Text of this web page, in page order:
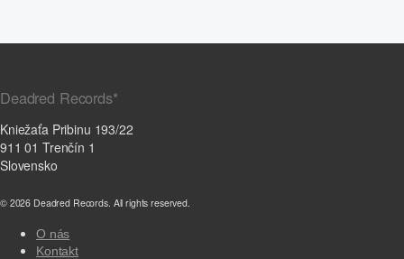
Deadred Records*
Kniežaťa Pribinu 193/22
911 01 Trenčín 1
Slovensko
© 2026 Deadred Records. All rights reserved.
O nás
Kontakt